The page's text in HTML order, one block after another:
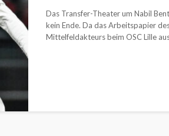
Das Transfer-Theater um Nabil
kein Ende. Da das Arbeitspapier
Mittelfeldakteurs beim OSC Lille